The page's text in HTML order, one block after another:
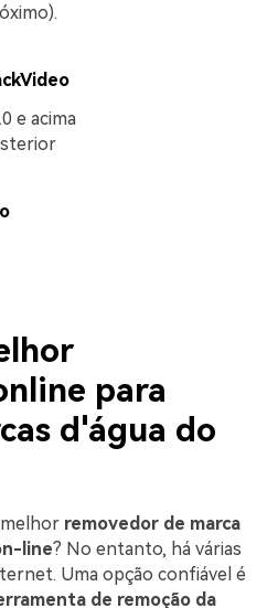
e acima
para
d'água do
removedor de marca
line? No entanto, há várias
Uma opção confiável é
de remoção da